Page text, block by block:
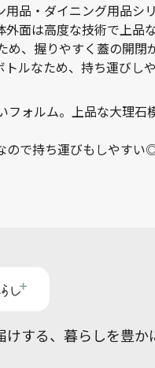
用品・ダイニング用品シ
面は高度な技術で上品
め、握りやすく蓋の開閉
ルなため、持ち運びしや
フォルム。上品な大理石
ので持ち運びもしやす
する、 暮らしを豊か